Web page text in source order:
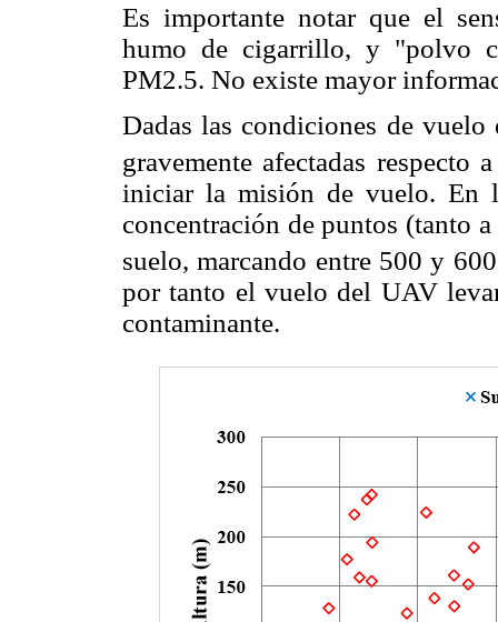
Es importante notar que el
humo de cigarrillo, y "polvo
PM2.5. No existe mayor
Dadas las condiciones de
gravemente afectadas respecto
iniciar la misión de vuelo. En
concentración de puntos (tanto
suelo, marcando entre 500 y
por tanto el vuelo del UAV
contaminante.